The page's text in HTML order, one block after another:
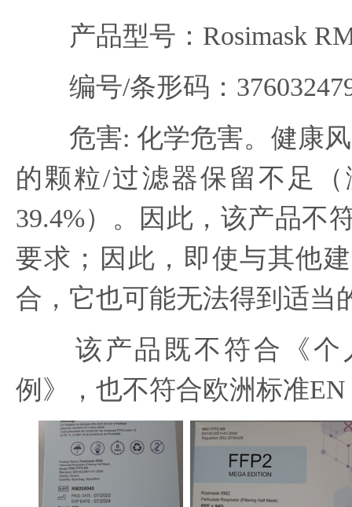
产品型号：Rosimask
编号/条形码：
危害: 化学危害。健康风
的颗粒/过滤器保留不足
39.4%）。因此，该产品不
要求；因此，即使与其他
合，它也可能无法得到适当
该产品既不符合《个
例》，也不符合欧洲标准EN